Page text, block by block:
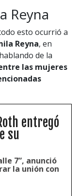
Reyna
esto ocurrió a
Reyna, en
hablando de la
las mujeres
entregó
su
7”, anunció
la unión con